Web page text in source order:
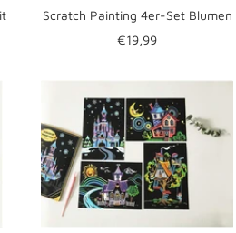
Scratch Painting 4er-Set Blumen
Angebotspreis
€19,99